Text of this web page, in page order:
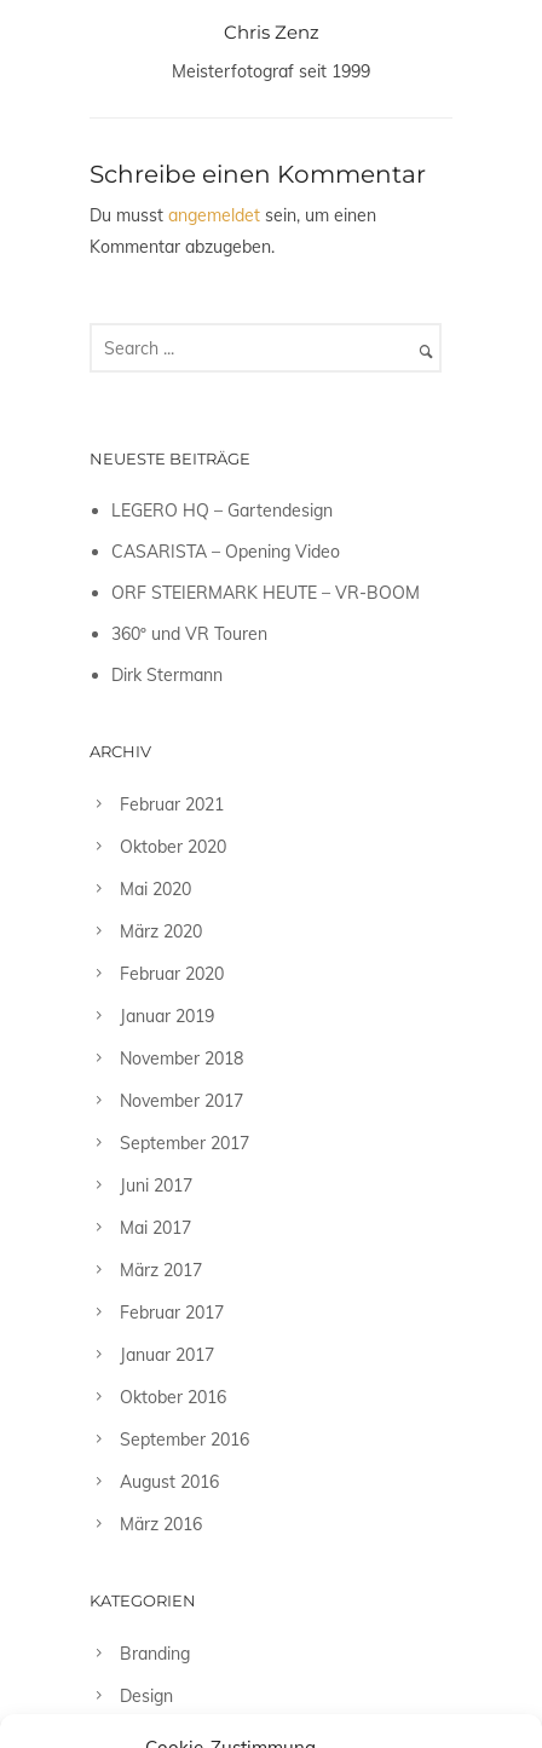
Chris Zenz
Meisterfotograf seit 1999
Schreibe einen Kommentar
Du musst angemeldet sein, um einen
Kommentar abzugeben.
NEUESTE BEITRÄGE
LEGERO HQ – Gartendesign
CASARISTA – Opening Video
ORF STEIERMARK HEUTE – VR-BOOM
360º und VR Touren
Dirk Stermann
ARCHIV
Februar 2021
Oktober 2020
Mai 2020
März 2020
Februar 2020
Januar 2019
November 2018
November 2017
September 2017
Juni 2017
Mai 2017
März 2017
Februar 2017
Januar 2017
Oktober 2016
September 2016
August 2016
März 2016
KATEGORIEN
Branding
Design
Fashion